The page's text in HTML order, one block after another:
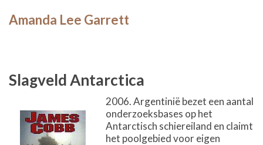
Amanda Lee Garrett
Slagveld Antarctica
2006. Argentinië bezet een aantal
onderzoeksbases op het
Antarctisch schiereiland en claimt
het poolgebied voor eigen